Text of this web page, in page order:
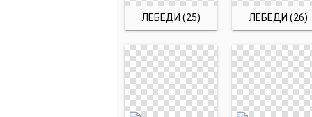
ЛЕБЕДИ (25) ЛЕБЕДИ (26)